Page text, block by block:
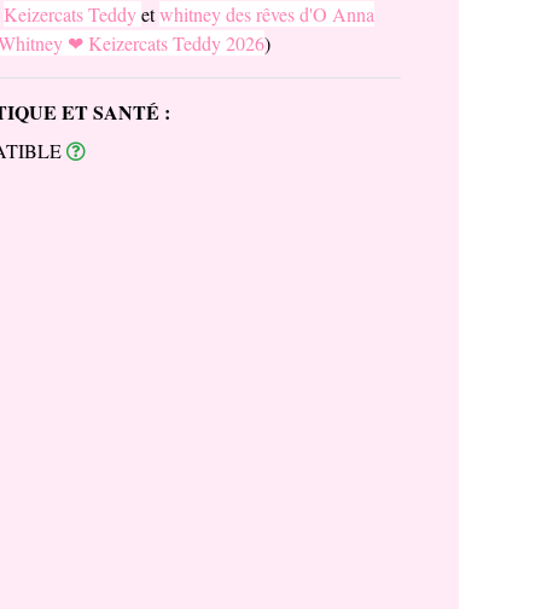
Keizercats Teddyetwhitney des rêves d'O Anna
❤ Keizercats Teddy 2026)
ET SANTÉ :